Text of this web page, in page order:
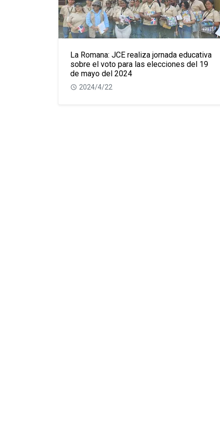
La Romana: JCE realiza jornada educativa
sobre el voto para las elecciones del 19
de mayo del 2024
2024/4/22